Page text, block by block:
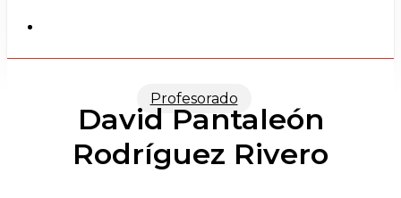
Profesorado
David Pantaleón
Rodríguez Rivero